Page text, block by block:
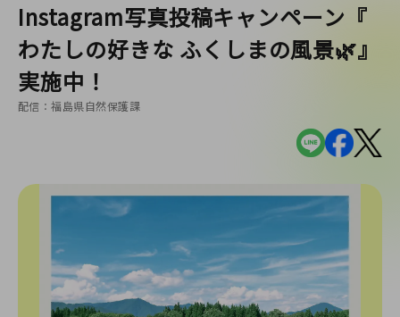
Instagram写真投稿キャンペーン『
わたしの好きな ふくしまの風景🌿』
実施中！
配信：福島県自然保護課